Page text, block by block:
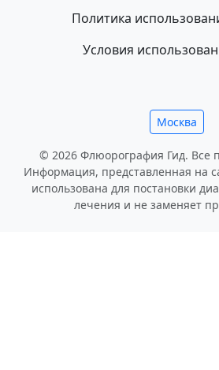
Политика
Условия
Москва
© 2026 Флюорография Гид. Все
Информация, представленная на
использована для постановки
лечения и не заменяет